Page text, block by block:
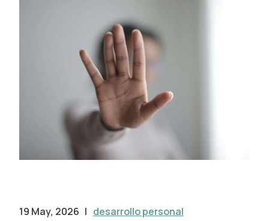
19 May, 2026 | desarrollo personal